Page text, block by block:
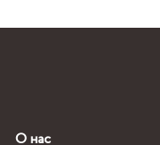
О нас